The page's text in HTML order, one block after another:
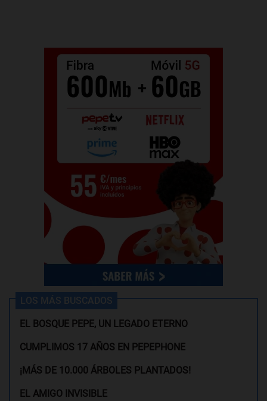
LOS MÁS BUSCADOS
EL BOSQUE PEPE, UN LEGADO ETERNO
CUMPLIMOS 17 AÑOS EN PEPEPHONE
¡MÁS DE 10.000 ÁRBOLES PLANTADOS!
EL AMIGO INVISIBLE